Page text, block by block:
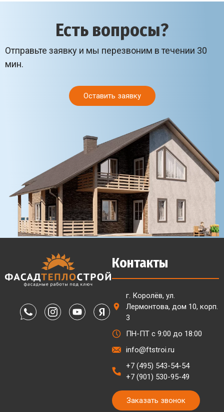
Есть вопросы?
Отправьте заявку и мы перезвоним в течении 30
мин.
Оставить заявку
Контакты
г. Королёв, ул.
Лермонтова, дом 10, корп.
3
ПН-ПТ с 9:00 до 18:00
info@ftstroi.ru
+7 (495) 543-54-54
+7 (901) 530-95-49
Заказать звонок